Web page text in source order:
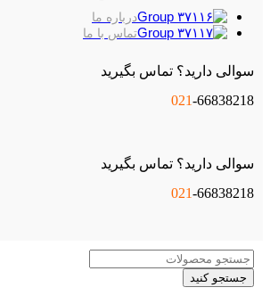
درباره ما
تماس با ما
سوالی دارید؟ تماس بگیرید
021-66838218
سوالی دارید؟ تماس بگیرید
021-66838218
جستجو کنید